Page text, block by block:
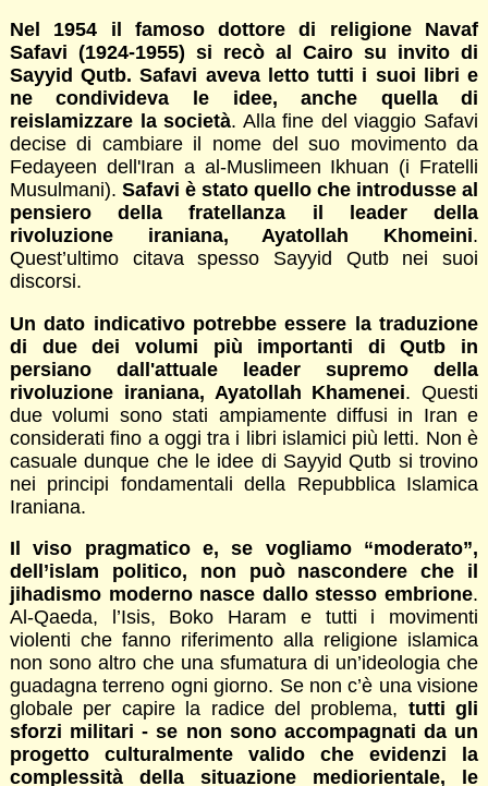
Nel 1954 il famoso dottore di religione Navaf
Safavi (1924-1955) si recò al Cairo su invito di
Sayyid Qutb. Safavi aveva letto tutti i suoi libri e
ne condivideva le idee, anche quella di
reislamizzare la società. Alla fine del viaggio Safavi
decise di cambiare il nome del suo movimento da
Fedayeen dell'Iran a al-Muslimeen Ikhuan (i Fratelli
Musulmani). Safavi è stato quello che introdusse al
pensiero della fratellanza il leader della
rivoluzione iraniana, Ayatollah Khomeini.
Quest’ultimo citava spesso Sayyid Qutb nei suoi
discorsi.
Un dato indicativo potrebbe essere la traduzione
di due dei volumi più importanti di Qutb in
persiano dall'attuale leader supremo della
rivoluzione iraniana, Ayatollah Khamenei. Questi
due volumi sono stati ampiamente diffusi in Iran e
considerati fino a oggi tra i libri islamici più letti. Non è
casuale dunque che le idee di Sayyid Qutb si trovino
nei principi fondamentali della Repubblica Islamica
Iraniana.
Il viso pragmatico e, se vogliamo “moderato”,
dell’islam politico, non può nascondere che il
jihadismo moderno nasce dallo stesso embrione.
Al-Qaeda, l’Isis, Boko Haram e tutti i movimenti
violenti che fanno riferimento alla religione islamica
non sono altro che una sfumatura di un’ideologia che
guadagna terreno ogni giorno. Se non c’è una visione
globale per capire la radice del problema, tutti gli
sforzi militari - se non sono accompagnati da un
progetto culturalmente valido che evidenzi la
complessità della situazione mediorientale, le